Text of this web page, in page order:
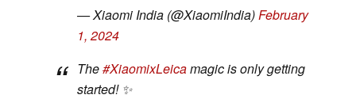
— Xiaomi India (@XiaomiIndia)February
1, 2024
The#XiaomixLeicamagic is only getting
started! ✨